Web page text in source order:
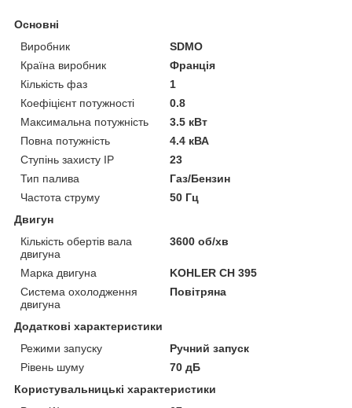
Основні
Виробник
SDMO
Країна виробник
Франція
Кількість фаз
1
Коефіцієнт потужності
0.8
Максимальна потужність
3.5 кВт
Повна потужність
4.4 кВА
Ступінь захисту IP
23
Тип палива
Газ/Бензин
Частота струму
50 Гц
Двигун
Кількість обертів вала
двигуна
3600 об/хв
Марка двигуна
KOHLER CH 395
Система охолодження
двигуна
Повітряна
Додаткові характеристики
Режими запуску
Ручний запуск
Рівень шуму
70 дБ
Користувальницькі характеристики